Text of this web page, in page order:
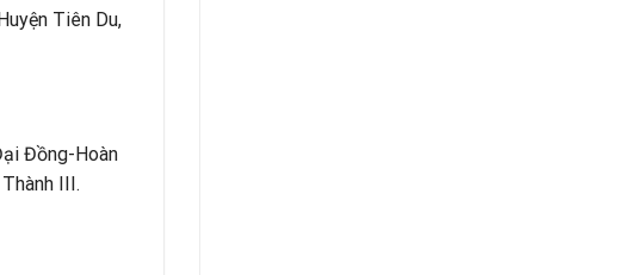
Tiên Du,
Đồng-Hoàn
III.